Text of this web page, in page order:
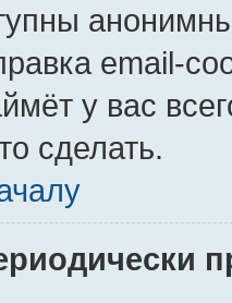
email-
у вас
сделать.